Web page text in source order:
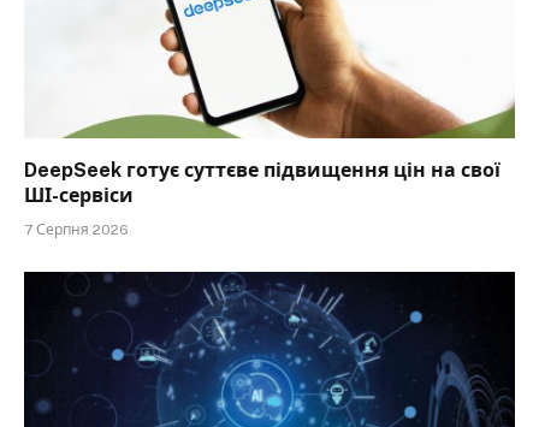
DeepSeek готує суттєве підвищення цін на свої
ШІ-сервіси
7 Серпня 2026